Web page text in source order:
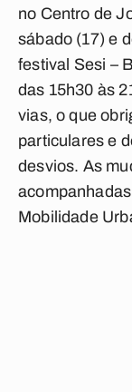
no Centro de
sábado (17) e
festival Sesi –
das 15h30 às
vias, o que
particulares e
desvios. As
Mobilidade